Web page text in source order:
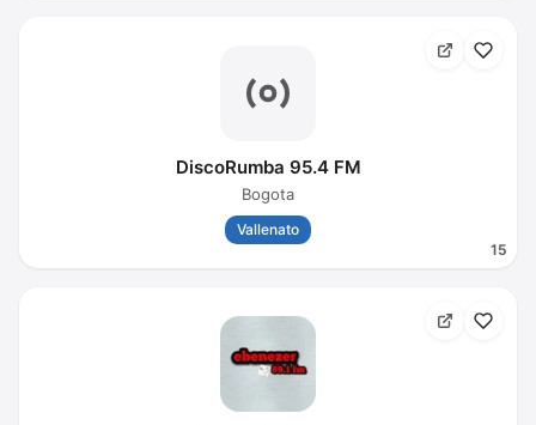
15
DiscoRumba 95.4 FM
Bogota
Vallenato